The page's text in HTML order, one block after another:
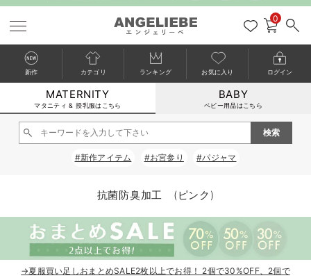
マタニティウェア全て
マタニティ ワンピース
マタニティ トップス
マタニティ アウター（コート）・ママコート
マタニティ 下着・インナー全て
授乳ブラ・マタニティブラ（マタニティインナー・産後用品）
マタニティ 授乳 キャミソール
産褥ショーツ
授乳服全て
マタニティ フォーマル全て
マタニティ スーツ
マタニティ フォーマル パンツ・ボトムス
授乳用品全て
妊婦用 抱き枕・授乳クッション
マタニティレッグウェア全て
マタニティストッキング・タイツ
マタニティ ボディケア全て
アウトレット全て
【アウトレット】ワンピース
【アウトレット】パジャマ
【アウトレット】インナー
特集全て
コットン素材
冷房対策
再入荷全て
再入荷｜インナー
戻る
送料無料アイテム全て
ワンピース
スカート
パジャマ
戻る
ブラキャミ おまとめ
戻る
【37周年祭セール】
【37周年祭セール】
戻る
気温差別オススメア
【15℃】3月下旬～
戻る
動きやすく着回しで
戻る
強撚スムース(コスパ
戻る
マタニティウェア
【おまとめ割】パジ
戻る
こだわりの履き心地
カジュアル
オフィス
戻る
ジャケット派
きれいめ美脚パンツ派
ツィード派
戻る
出産準備応援割全て
マタニティパジャマ
戻る
【オフィスカジュア
戻る
レギンスタイプ
戻る
【フォーマル】ワン
戻る
【ベビー】長袖
戻る
ハンカチ
短肌着
セット
戻る
快適ウェア10%OFF
快適ウェア10%OFF
戻る
春のマタニティワン
セットアップ・ レイ
ジャンパースカート/
ワーク・オフィス
戻る
Gift Selection 出産
〜3,000円（税込）
10,001円（税込）〜
女の子におススメの
戻る
冬の冷え対策インナ
薄くてあったか
保温&リカバリー
レギンス・タイツ
戻る
入院準備の持ち物チ
入院してすぐ使うグ
戻る
冬のあったか特集全て
【冬のあったか特集
【冬のあったか特集
0
新作 カテゴリ ランキング お気に入り ログイン
MATERNITY
マタニティ & 授乳服はこちら
BABY
ベビー用品はこちら
#新作アイテム #お宮参り #パジャマ
抗菌防臭加工 (ピンク)
→夏服買い足しおまとめSALE2枚以上でお得！ 2個で30%OFF、2個で
カートに入れる
閉じる